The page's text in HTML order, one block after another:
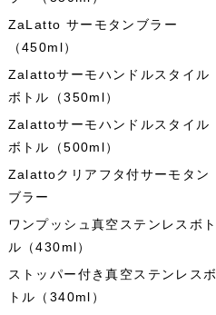
ZaLatto サーモタンブラー
（450ml）
Zalattoサーモハンドルスタイル
ボトル（350ml）
Zalattoサーモハンドルスタイル
ボトル（500ml）
Zalattoクリアフタ付サーモタン
ブラー
ワンプッシュ真空ステンレスボト
ル（430ml）
ストッパー付き真空ステンレスボ
トル（340ml）